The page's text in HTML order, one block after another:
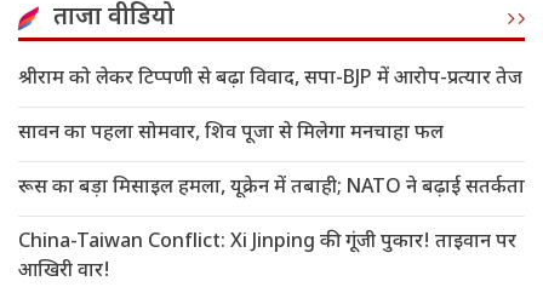
ताजा वीडियो
श्रीराम को लेकर टिप्पणी से बढ़ा विवाद, सपा-BJP में आरोप-प्रत्यार तेज
सावन का पहला सोमवार, शिव पूजा से मिलेगा मनचाहा फल
रूस का बड़ा मिसाइल हमला, यूक्रेन में तबाही; NATO ने बढ़ाई सतर्कता
China-Taiwan Conflict: Xi Jinping की गूंजी पुकार! ताइवान पर
आखिरी वार!